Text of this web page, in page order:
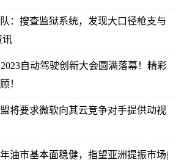
：搜查监狱系统，发现大口径枪支与
讯
自动驾驶创新大会圆满落幕！精彩
！
将要求微软向其云竞争对手提供动视
油市基本面稳健，指望亚洲提振市场|